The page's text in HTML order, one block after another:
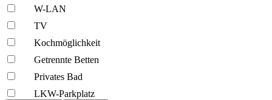
W-LAN
TV
Kochmöglich­keit
Getrennte Betten
Privates Bad
LKW-Parkplatz